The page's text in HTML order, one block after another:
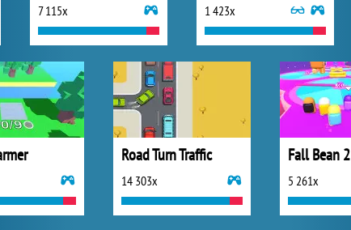
7 115x 1 423x
Road Turn Traffic
14 303x
Fall Bean 2
5 261x